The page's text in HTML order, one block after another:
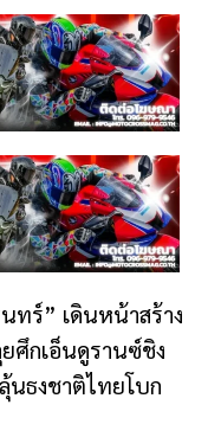
ทร์” เดินหน้าสร้าง
ศึกเอ็นดูรานซ์ชิง
นธงชาติไทยโบก